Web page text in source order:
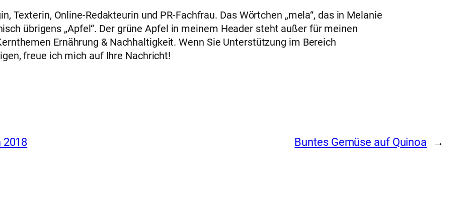
Texterin, Online-Redakteurin und PR-Fachfrau. Das Wörtchen „mela“, das in Melanie
übrigens „Apfel“. Der grüne Apfel in meinem Header steht außer für meinen
Ernährung & Nachhaltigkeit. Wenn Sie Unterstützung im Bereich
freue ich mich auf Ihre Nachricht!
2018 Buntes Gemüse auf Quinoa →